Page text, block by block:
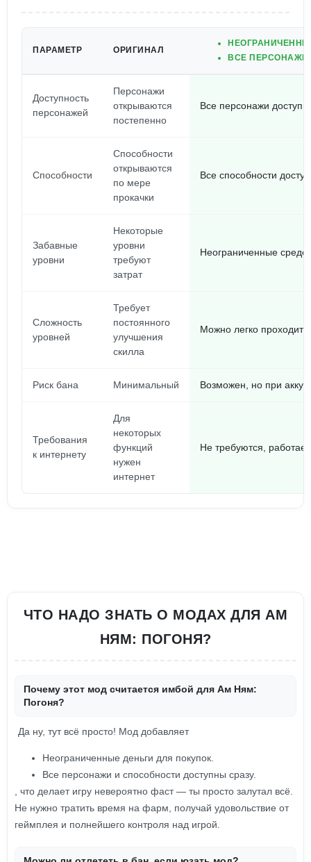
ПАРАМЕТР ОРИГИНАЛ
ВСЕ ПЕРСОНАЖИ
Доступность
персонажей
Персонажи
открываются
постепенно
Все персонажи
Способности
Способности
открываются
по мере
прокачки
Все способности
Забавные
уровни
Некоторые
уровни
требуют
затрат
Неограниченные
Сложность
уровней
Требует
постоянного
улучшения
скилла
Можно легко
Риск бана Минимальный Возможен, но при
Требования
к интернету
Для
некоторых
функций
нужен
интернет
Не требуются,
ЧТО НАДО ЗНАТЬ О МОДАХ ДЛЯ АМ
НЯМ: ПОГОНЯ?
Почему этот мод считается имбой для Ам Ням:
Погоня?
Да ну, тут всё просто! Мод добавляет
Неограниченные деньги для покупок.
Все персонажи и способности доступны сразу.
, что делает игру невероятно фаст — ты просто залутал всё.
Не нужно тратить время на фарм, получай удовольствие от
геймплея и полнейшего контроля над игрой.